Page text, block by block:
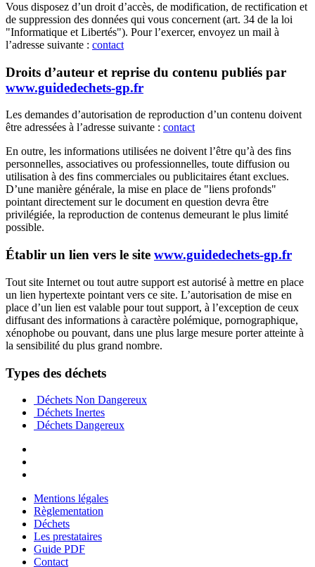
Vous disposez d’un droit d’accès, de modification, de rectification et
de suppression des données qui vous concernent (art. 34 de la loi
"Informatique et Libertés"). Pour l’exercer, envoyez un mail à
l’adresse suivante : contact
Droits d’auteur et reprise du contenu publiés par
www.guidedechets-gp.fr
Les demandes d’autorisation de reproduction d’un contenu doivent
être adressées à l’adresse suivante : contact
En outre, les informations utilisées ne doivent l’être qu’à des fins
personnelles, associatives ou professionnelles, toute diffusion ou
utilisation à des fins commerciales ou publicitaires étant exclues.
D’une manière générale, la mise en place de "liens profonds"
pointant directement sur le document en question devra être
privilégiée, la reproduction de contenus demeurant le plus limité
possible.
Établir un lien vers le site www.guidedechets-gp.fr
Tout site Internet ou tout autre support est autorisé à mettre en place
un lien hypertexte pointant vers ce site. L’autorisation de mise en
place d’un lien est valable pour tout support, à l’exception de ceux
diffusant des informations à caractère polémique, pornographique,
xénophobe ou pouvant, dans une plus large mesure porter atteinte à
la sensibilité du plus grand nombre.
Types des déchets
Déchets Non Dangereux
Déchets Inertes
Déchets Dangereux
Mentions légales
Règlementation
Déchets
Les prestataires
Guide PDF
Contact